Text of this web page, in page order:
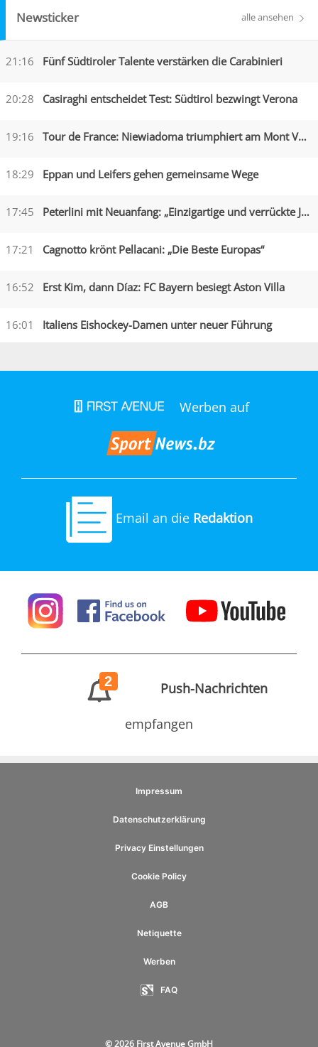
Newsticker alle ansehen
21:16 Fünf Südtiroler Talente verstärken die Carabinieri
20:28 Casiraghi entscheidet Test: Südtirol bezwingt Verona
19:16 Tour de France: Niewiadoma triumphiert am Mont Ventoux
18:29 Eppan und Leifers gehen gemeinsame Wege
17:45 Peterlini mit Neuanfang: „Einzigartige und verrückte Jahre“
17:21 Cagnotto krönt Pellacani: „Die Beste Europas“
16:52 Erst Kim, dann Díaz: FC Bayern besiegt Aston Villa
16:01 Italiens Eishockey-Damen unter neuer Führung
Werben auf
Email an die Redaktion
2 Push-Nachrichten
empfangen
Impressum
Datenschutzerklärung
Privacy Einstellungen
Cookie Policy
AGB
Netiquette
Werben
FAQ
© 2026 First Avenue GmbH